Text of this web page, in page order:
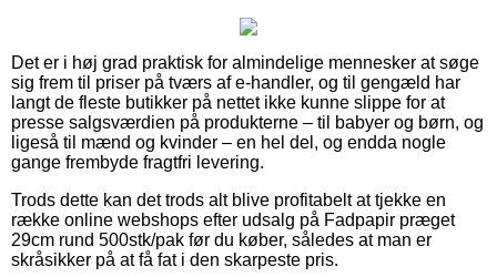
Det er i høj grad praktisk for almindelige mennesker at søge
sig frem til priser på tværs af e-handler, og til gengæld har
langt de fleste butikker på nettet ikke kunne slippe for at
presse salgsværdien på produkterne – til babyer og børn, og
ligeså til mænd og kvinder – en hel del, og endda nogle
gange frembyde fragtfri levering.
Trods dette kan det trods alt blive profitabelt at tjekke en
række online webshops efter udsalg på Fadpapir præget
29cm rund 500stk/pak før du køber, således at man er
skråsikker på at få fat i den skarpeste pris.